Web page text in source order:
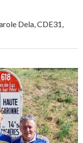
Dela,CDE31,